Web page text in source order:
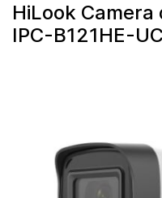
HiLook
IPC-B121HE-UC